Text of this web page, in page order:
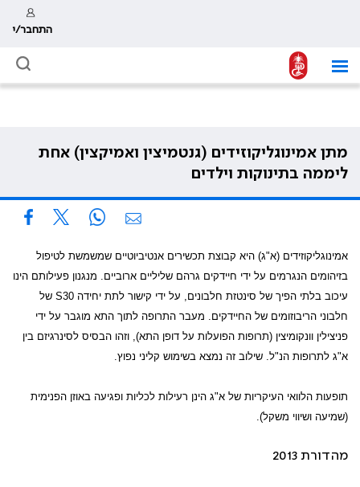
התחבר/י
מתן אמינוגליקוזידים (גנטמיצין ואמיקצין) אחת
ליממה בתינוקות וילדים
אמינוגליקוזידים (א"ג) היא קבוצת תכשירים אנטיביוטיים שמשמשת לטיפול
בזיהומים הנגרמים על ידי חיידקים גרהם שליליים ארוביים. מנגנון פעילותם הינו
עיכוב בלתי הפיך של סינטזת חלבונים, על ידי קישור לתת יחידה 30
S של
חלבוני הריבוזומים של החיידקים. מעבר התרופה לתוך התא מוגבר על ידי
פניצילין וונקומיצין (תרופות הפועלות על דופן התא), וזהו הבסיס לסינרגיזם בין
א"ג לתרופות הנ"ל. שילוב זה נמצא בשימוש קליני נפוץ.
תופעות הלוואי העיקריות של א"ג הינן רעילות לכליות ופגיעה באוזן הפנימית
(שמיעה ושיווי משקל).
מהדורת 2013